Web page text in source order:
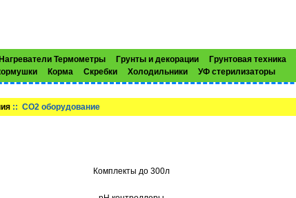
Нагреватели Термометры Грунты и декорации Грунтовая техника
Корма Скребки Холодильники УФ стерилизаторы
:: CO2 оборудование
Комплекты до 300л